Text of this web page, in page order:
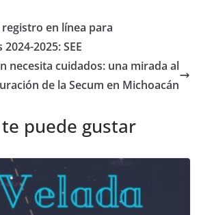
en línea para
2025: SEE
necesita cuidados: una mirada al
de la Secum en Michoacán
puede gustar